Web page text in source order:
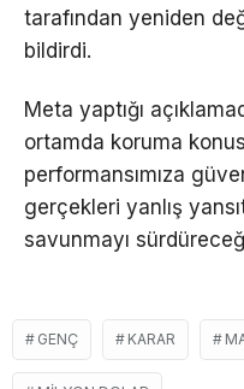
tarafından yeniden
bildirdi.
Meta yaptığı
ortamda koruma
performansımıza
gerçekleri yanlış
savunmayı
GENÇ KARAR